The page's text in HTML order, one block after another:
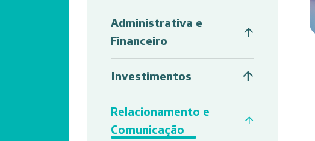
Administrativa e
Financeiro
Investimentos
Relacionamento e
Comunicação